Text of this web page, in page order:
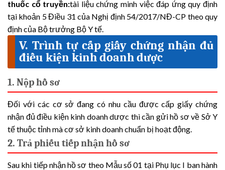
thuốc cổ truyền:tài liệu chứng minh việc đáp ứng quy định
tại khoản 5 Điều 31 của Nghị định 54/2017/NĐ-CP theo quy
định của Bộ trưởng Bộ Y tế.
V. Trình tự cấp giấy chứng nhận đủ
điều kiện kinh doanh dược
1. Nộp hồ sơ
Đối với các cơ sở đang có nhu cầu được cấp giấy chứng
nhận đủ điều kiện kinh doanh dược thì cần gửi hồ sơ về Sở Y
tế thuộc tỉnh mà cơ sở kinh doanh chuẩn bị hoạt động.
2. Trả phiếu tiếp nhận hồ sơ
Sau khi tiếp nhận hồ sơ theo Mẫu số 01 tại Phụ lục I ban hành